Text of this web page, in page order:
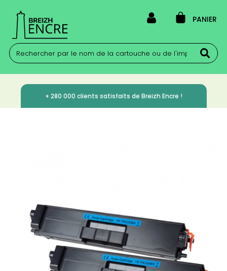
PANIER
+ 280 000 clients satisfaits de Breizh Encre !